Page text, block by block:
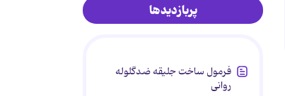
پربازدیدها
فرمول ساخت جلیقه ضدگلوله
روانی